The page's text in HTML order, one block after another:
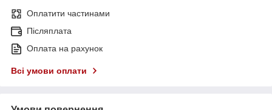
Оплатити частинами
Післяплата
Оплата на рахунок
Всі умови оплати